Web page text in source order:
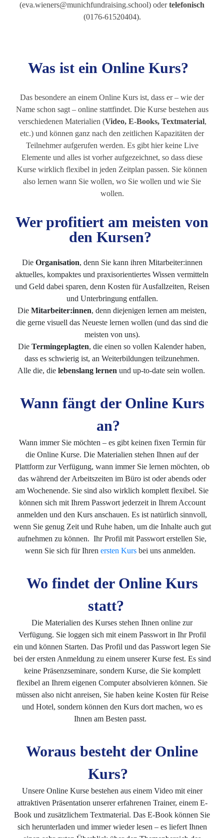
(eva.wieners@munichfundraising.school) odertelefonisch
(0176-61520404).
Was ist ein Online Kurs?
Das besondere an einem Online Kurs ist, dass er – wie der
Name schon sagt – online stattfindet. Die Kurse bestehen aus
verschiedenen Materialien (Video, E-Books, Textmaterial,
etc.) und können ganz nach den zeitlichen Kapazitäten der
Teilnehmer aufgerufen werden. Es gibt hier keine Live
Elemente und alles ist vorher aufgezeichnet, so dass diese
Kurse wirklich flexibel in jeden Zeitplan passen. Sie können
also lernen wann Sie wollen, wo Sie wollen und wie Sie
wollen.
Wer profitiert am meisten von
den Kursen?
Die Organisation, denn Sie kann ihren Mitarbeiter:innen
aktuelles, kompaktes und praxisorientiertes Wissen vermitteln
und Geld dabei sparen, denn Kosten für Ausfallzeiten, Reisen
und Unterbringung entfallen.
Die Mitarbeiter:innen, denn diejenigen lernen am meisten,
die gerne visuell das Neueste lernen wollen (und das sind die
meisten von uns).
Die Termingeplagten, die einen so vollen Kalender haben,
dass es schwierig ist, an Weiterbildungen teilzunehmen.
Alle die, die lebenslang lernen und up-to-date sein wollen.
Wann fängt der Online Kurs
an?
Wann immer Sie möchten – es gibt keinen fixen Termin für
die Online Kurse. Die Materialien stehen Ihnen auf der
Plattform zur Verfügung, wann immer Sie lernen möchten, ob
das während der Arbeitszeiten im Büro ist oder abends oder
am Wochenende. Sie sind also wirklich komplett flexibel. Sie
können sich mit Ihrem Passwort jederzeit in Ihrem Account
anmelden und den Kurs anschauen. Es ist natürlich sinnvoll,
wenn Sie genug Zeit und Ruhe haben, um die Inhalte auch gut
aufnehmen zu können. Ihr Profil mit Passwort erstellen Sie,
wenn Sie sich für Ihren ersten Kursbei uns anmelden.
Wo findet der Online Kurs
statt?
Die Materialien des Kurses stehen Ihnen online zur
Verfügung. Sie loggen sich mit einem Passwort in Ihr Profil
ein und können Starten. Das Profil und das Passwort legen Sie
bei der ersten Anmeldung zu einem unserer Kurse fest. Es sind
keine Präsenzseminare, sondern Kurse, die Sie komplett
flexibel an Ihrem eigenen Computer absolvieren können. Sie
müssen also nicht anreisen, Sie haben keine Kosten für Reise
und Hotel, sondern können den Kurs dort machen, wo es
Ihnen am Besten passt.
Woraus besteht der Online
Kurs?
Unsere Online Kurse bestehen aus einem Video mit einer
attraktiven Präsentation unserer erfahrenen Trainer, einem E-
Book und zusätzlichem Textmaterial. Das E-Book können Sie
sich herunterladen und immer wieder lesen – es liefert Ihnen